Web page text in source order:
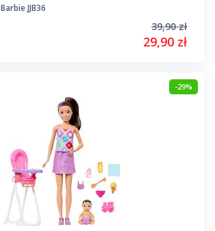
Barbie JJB36
39,90 zł
29,90 zł
-29%